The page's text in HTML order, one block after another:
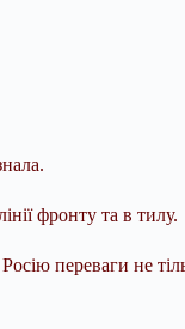
фронту та в тилу.
переваги не